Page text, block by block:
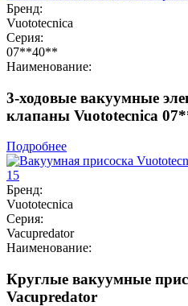
Бренд:
Vuototecnica
Серия:
07**40**
Наименование:
3-ходовые вакуумные
клапаны Vuototecnica
Подробнее
Бренд:
Vuototecnica
Серия:
Vacupredator
Наименование:
Круглые вакуумные
Vacupredator